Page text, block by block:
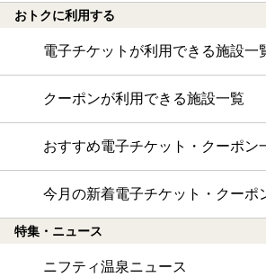
おトクに利用する
電子チケットが利用できる施設一
クーポンが利用できる施設一覧
おすすめ電子チケット・クーポン
今月の新着電子チケット・クーポ
特集・ニュース
ニフティ温泉ニュース